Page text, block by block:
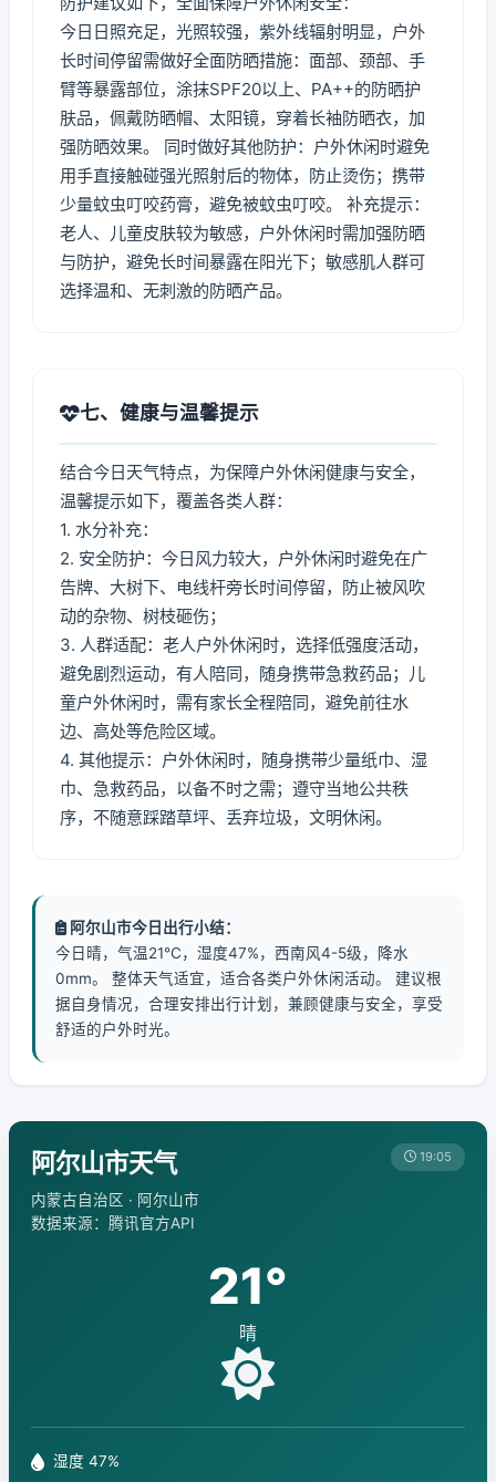
今日日照充足，光照较强，紫外线辐射明显，户外
长时间停留需做好全面防晒措施：面部、颈部、手
臂等暴露部位，涂抹SPF20以上、PA++的防晒护
肤品，佩戴防晒帽、太阳镜，穿着长袖防晒衣，加
强防晒效果。 同时做好其他防护：户外休闲时避免
用手直接触碰强光照射后的物体，防止烫伤；携带
少量蚊虫叮咬药膏，避免被蚊虫叮咬。 补充提示：
老人、儿童皮肤较为敏感，户外休闲时需加强防晒
与防护，避免长时间暴露在阳光下；敏感肌人群可
选择温和、无刺激的防晒产品。
七、健康与温馨提示
结合今日天气特点，为保障户外休闲健康与安全，
温馨提示如下，覆盖各类人群：
1. 水分补充：
2. 安全防护：今日风力较大，户外休闲时避免在广
告牌、大树下、电线杆旁长时间停留，防止被风吹
动的杂物、树枝砸伤；
3. 人群适配：老人户外休闲时，选择低强度活动，
避免剧烈运动，有人陪同，随身携带急救药品；儿
童户外休闲时，需有家长全程陪同，避免前往水
边、高处等危险区域。
4. 其他提示：户外休闲时，随身携带少量纸巾、湿
巾、急救药品，以备不时之需；遵守当地公共秩
序，不随意踩踏草坪、丢弃垃圾，文明休闲。
阿尔山市今日出行小结：
今日晴，气温21℃，湿度47%，西南风4-5级，降水
0mm。 整体天气适宜，适合各类户外休闲活动。 建议根
据自身情况，合理安排出行计划，兼顾健康与安全，享受
舒适的户外时光。
阿尔山市天气
内蒙古自治区 · 阿尔山市
数据来源：腾讯官方API
19:05
21°
晴
湿度 47%